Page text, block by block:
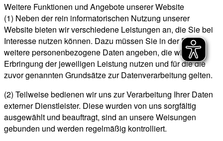
Weitere Funktionen und Angebote unserer Website
(1) Neben der rein informatorischen Nutzung unserer
Website bieten wir verschiedene Leistungen an, die Sie bei
Interesse nutzen können. Dazu müssen Sie in der Regel
weitere personenbezogene Daten angeben, die wir zur
Erbringung der jeweiligen Leistung nutzen und für die die
zuvor genannten Grundsätze zur Datenverarbeitung gelten.
(2) Teilweise bedienen wir uns zur Verarbeitung Ihrer Daten
externer Dienstleister. Diese wurden von uns sorgfältig
ausgewählt und beauftragt, sind an unsere Weisungen
gebunden und werden regelmäßig kontrolliert.